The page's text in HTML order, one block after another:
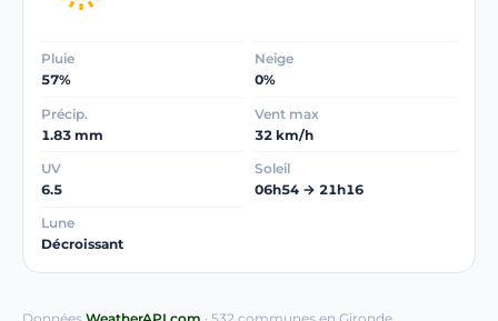
Pluie
57%
Neige
0%
Précip.
1.83 mm
Vent max
32 km/h
UV
6.5
Soleil
06h54 → 21h16
Lune
Décroissant